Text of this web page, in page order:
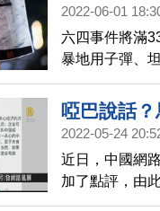
2022-06-01
六四事件將滿
暴地用子彈、
城責任是合法
啞巴說話
一分鐘
2022-05-24
近日，中國網
加了點評，由
「啞巴說話」